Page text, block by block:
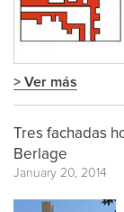
> Ver más
Tres fachadas
Berlage
January 20, 2014